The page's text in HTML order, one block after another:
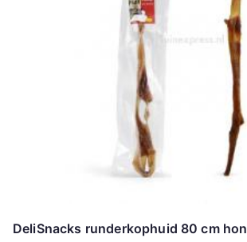
DeliSnacks runderkophuid 80 cm